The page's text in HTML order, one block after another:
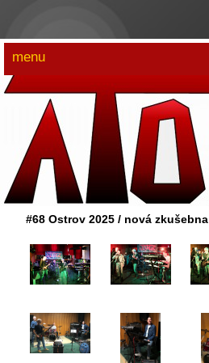
#68 Ostrov 2025 / nová zkušebna
menu